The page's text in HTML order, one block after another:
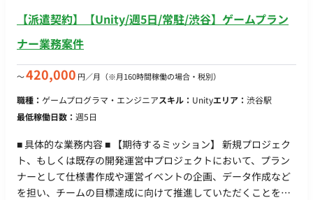
ム体制】 【開発環境】 プログラミング：C++ FW：Unity 【働き
方】 ・契約形態：派遣契約（週20時間以上のため、社会保険加
入必須） ・稼働量：週5日 ・稼働曜日：月～金 ・稼働時間：
10:00～19:00（所定労働時間8H、休憩1H）※上長承認により
8:00～11:00始業の時差出勤可 ・働き方：常駐 ・交通費：支給
・時給：2,500円～3,200円 ※スキル・経験によって変動 ・その
他：月末締め、25日支払い
【派遣契約】【Unity/週5日/常駐/渋谷】ゲームプラン
ナー業務案件
〜420,000 円／月 （※月160時間稼働の場合・税別）
職種： ゲームプログラマ・エンジニアスキル： Unityエリア： 渋谷駅
最低稼働日数： 週5日
■ 具体的な業務内容 ■ 【期待するミッション】 新規プロジェク
ト、もしくは既存の開発運営中プロジェクトにおいて、プラン
ナーとして仕様書作成や運営イベントの企画、データ作成など
を担い、チームの目標達成に向けて推進していただくことを期